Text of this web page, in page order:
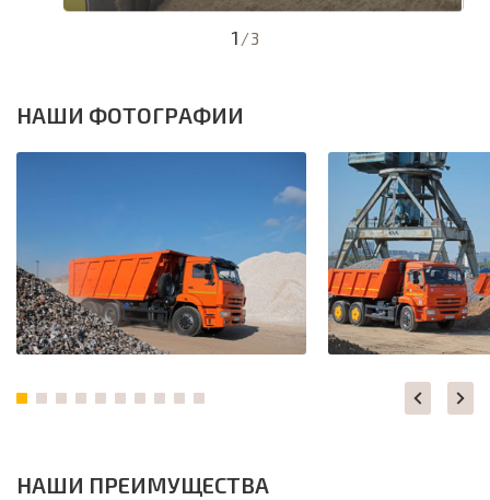
1 /3
НАШИ ФОТОГРАФИИ
НАШИ ПРЕИМУЩЕСТВА